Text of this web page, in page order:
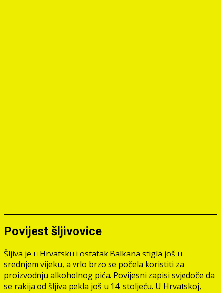
Povijest šljivovice
Šljiva je u Hrvatsku i ostatak Balkana stigla još u
srednjem vijeku, a vrlo brzo se počela koristiti za
proizvodnju alkoholnog pića. Povijesni zapisi svjedoče da
se rakija od šljiva pekla još u 14. stoljeću. U Hrvatskoj,